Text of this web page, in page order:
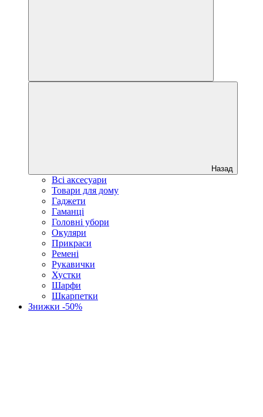
Назад
Всі аксесуари
Товари для дому
Гаджети
Гаманці
Головні убори
Окуляри
Прикраси
Ремені
Рукавички
Хустки
Шарфи
Шкарпетки
Знижки -50%